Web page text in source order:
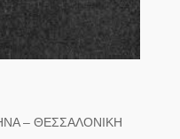
– ΘΕΣΣΑΛΟΝΙΚΗ